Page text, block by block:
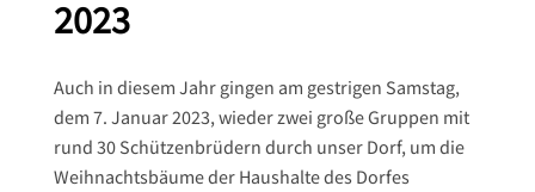
2023
Auch in diesem Jahr gingen am gestrigen Samstag,
dem 7. Januar 2023, wieder zwei große Gruppen mit
rund 30 Schützenbrüdern durch unser Dorf, um die
Weihnachtsbäume der Haushalte des Dorfes